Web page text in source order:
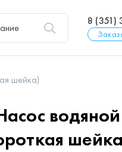
8 (351)
шейка)